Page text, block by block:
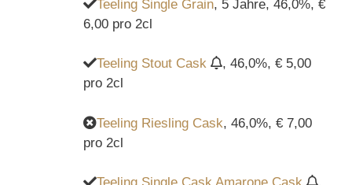
Teeling Single Grain, 5 Jahre, 46,0%, €
6,00 pro 2cl
Teeling Stout Cask
, 46,0%, € 5,00
pro 2cl
Teeling Riesling Cask, 46,0%, € 7,00
pro 2cl